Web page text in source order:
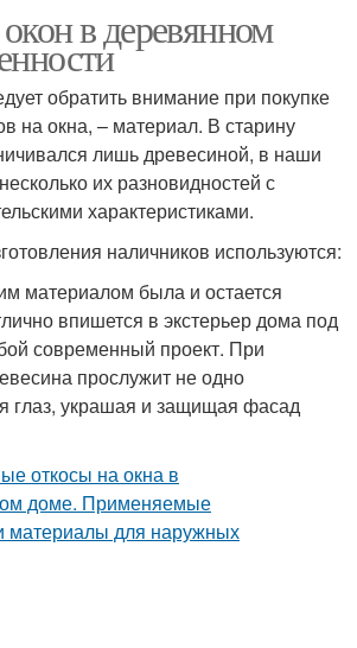
в деревянном
обратить внимание при покупке
на окна, – материал. В старину
лишь древесиной, в наши
их разновидностей с
характеристиками.
наличников используются:
материалом была и остается
впишется в экстерьер дома под
современный проект. При
прослужит не одно
глаз, украшая и защищая фасад